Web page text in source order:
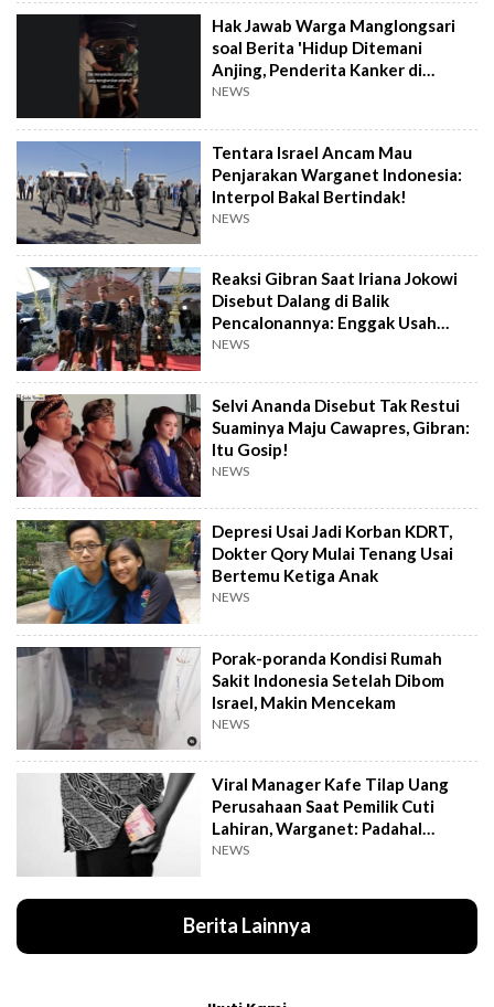
Hak Jawab Warga Manglongsari
soal Berita 'Hidup Ditemani
Anjing, Penderita Kanker di
Wonosobo Diamuk Warga'
NEWS
Tentara Israel Ancam Mau
Penjarakan Warganet Indonesia:
Interpol Bakal Bertindak!
NEWS
Reaksi Gibran Saat Iriana Jokowi
Disebut Dalang di Balik
Pencalonannya: Enggak Usah
Dibesar-besarkan
NEWS
Selvi Ananda Disebut Tak Restui
Suaminya Maju Cawapres, Gibran:
Itu Gosip!
NEWS
Depresi Usai Jadi Korban KDRT,
Dokter Qory Mulai Tenang Usai
Bertemu Ketiga Anak
NEWS
Porak-poranda Kondisi Rumah
Sakit Indonesia Setelah Dibom
Israel, Makin Mencekam
NEWS
Viral Manager Kafe Tilap Uang
Perusahaan Saat Pemilik Cuti
Lahiran, Warganet: Padahal
Enggak Gede Banget
NEWS
Berita Lainnya